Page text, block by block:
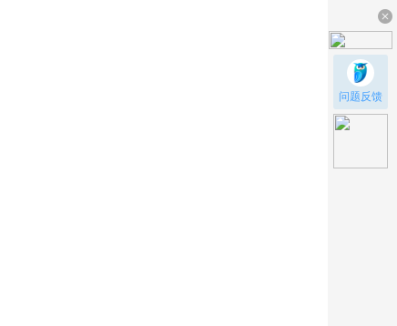
问题反馈